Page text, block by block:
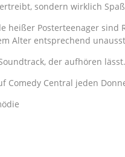
sondern wirklich
heißer Posterteenager
Alter entsprechend
der aufhören lässt.
Comedy Central jeden